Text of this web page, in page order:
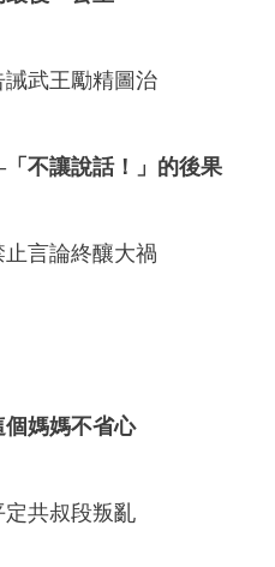
武王勵精圖治
不讓說話！」的後果
言論終釀大禍
媽媽不省心
共叔段叛亂